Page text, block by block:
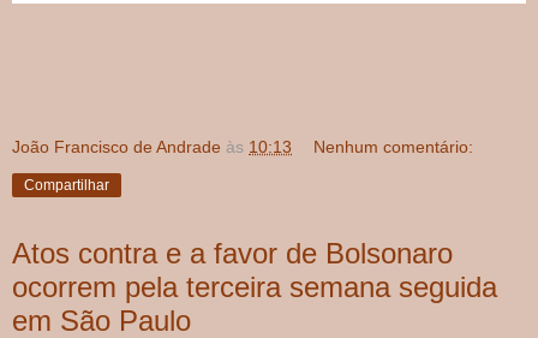
João Francisco de Andrade às 10:13 Nenhum comentário:
Compartilhar
Atos contra e a favor de Bolsonaro
ocorrem pela terceira semana seguida
em São Paulo